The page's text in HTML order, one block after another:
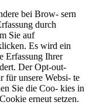
bei Brow- sern
durch
Sie auf
Es wird ein
Erfassung Ihrer
Der Opt-out-
für unsere Websi- te
Sie die Coo- kies in
erneut setzen.